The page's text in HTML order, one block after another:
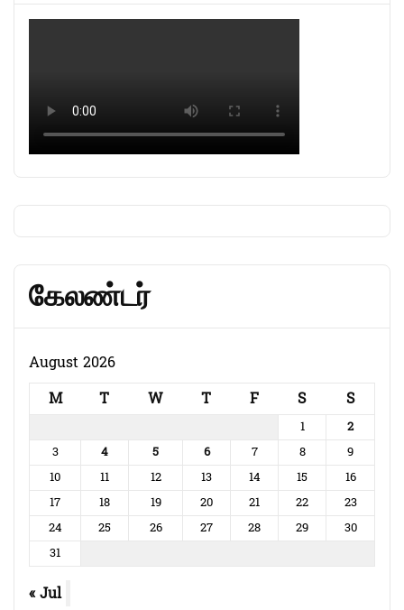
கேலண்டர்
August 2026
M
T W T F S S
1
2
3
4 5 6 7 8
9
10
11 12 13 14 15
16
17
18 19 20 21 22
23
24
25 26 27 28 29
30
31
« Jul